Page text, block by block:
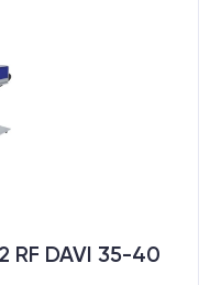
DAVI 35-40